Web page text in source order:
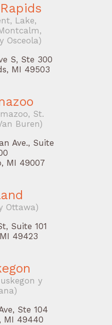
Lake,
Osceola)
S, Ste 300
MI 49503
St.
Buren)
Ave., Suite
MI 49007
Ottawa)
Suite 101
49423
y
Ste 104
MI 49440